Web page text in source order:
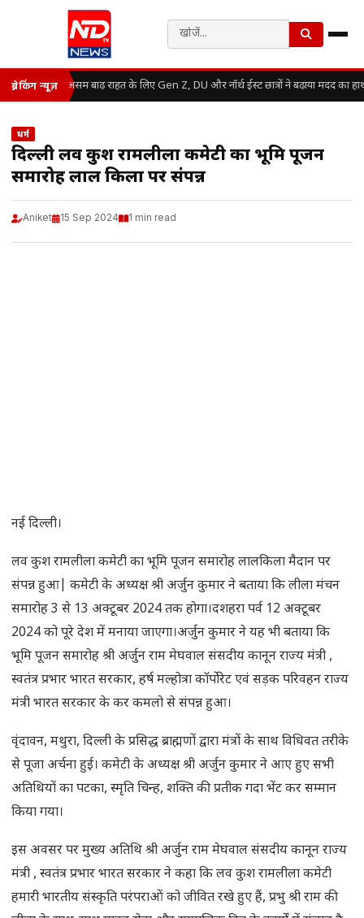
ब्रेकिंग न्यूज़ असम बाढ़ राहत के लिए Gen Z, DU और नॉर्थ ईस्ट छात्रों ने बढ़ाया मदद का
धर्म
दिल्ली लव कुश रामलीला कमेटी का भूमि पूजन
समारोह लाल किला पर संपन्न
Aniket 15 Sep 2024 1 min read
नई दिल्ली।
लव कुश रामलीला कमेटी का भूमि पूजन समारोह लालकिला मैदान पर
संपन्न हुआ| कमेटी के अध्यक्ष श्री अर्जुन कुमार ने बताया कि लीला मंचन
समारोह 3 से 13 अक्टूबर 2024 तक होगा।दशहरा पर्व 12 अक्टूबर
2024 को पूरे देश में मनाया जाएगा।अर्जुन कुमार ने यह भी बताया कि
भूमि पूजन समारोह श्री अर्जुन राम मेघवाल संसदीय कानून राज्य मंत्री ,
स्वतंत्र प्रभार भारत सरकार, हर्ष मल्होत्रा कॉर्पोरेट एवं सड़क परिवहन राज्य
मंत्री भारत सरकार के कर कमलो से संपन्न हुआ।
वृंदावन, मथुरा, दिल्ली के प्रसिद्ध ब्राह्मणों द्वारा मंत्रों के साथ विधिवत तरीके
से पूजा अर्चना हुई। कमेटी के अध्यक्ष श्री अर्जुन कुमार ने आए हुए सभी
अतिथियों का पटका, स्मृति चिन्ह, शक्ति की प्रतीक गदा भेंट कर सम्मान
किया गया।
इस अवसर पर मुख्य अतिथि श्री अर्जुन राम मेघवाल संसदीय कानून राज्य
मंत्री , स्वतंत्र प्रभार भारत सरकार ने कहा कि लव कुश रामलीला कमेटी
हमारी भारतीय संस्कृति परंपराओं को जीवित रखे हुए हैं, प्रभु श्री राम की